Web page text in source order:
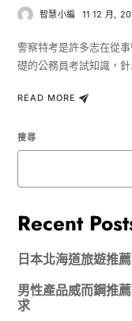
智慧小編 11 12 月,
警察特考是許多志在從
礎的公務員考試知識，
READ MORE
搜尋
Recent
日本北海道旅遊推
男性產品威而鋼推
求